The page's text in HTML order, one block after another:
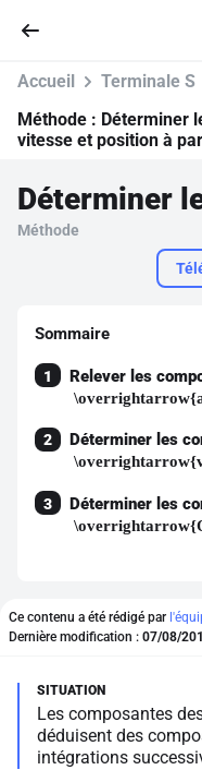
Parcourir
Se connecter
Pour
Accueil Terminale S
Méthode : Déterminer
vitesse et position à
Méthode
Sommaire
1 Relever les
2 Déterminer les
3 Déterminer les
Ce contenu a été rédigé par
Dernière modification : 07/08/
Les composantes
déduisent des
intégrations